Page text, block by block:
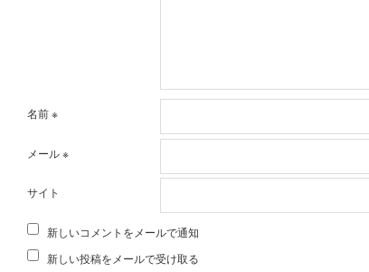
名前※
メール※
サイト
新しいコメントをメールで通知
新しい投稿をメールで受け取る